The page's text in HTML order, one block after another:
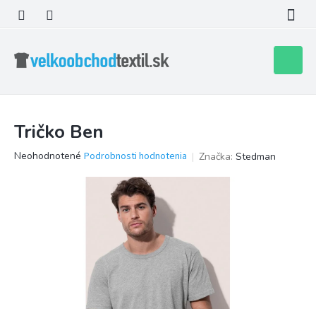
obsah
košík
Tričko Ben
Priemerné
Neohodnotené Podrobnosti hodnotenia Značka: Stedman